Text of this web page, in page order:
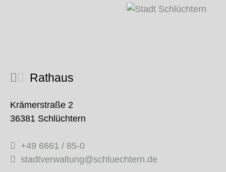
Rathaus
Krämerstraße 2
36381 Schlüchtern
+49 6661 / 85-0
stadtverwaltung@schluechtern.de